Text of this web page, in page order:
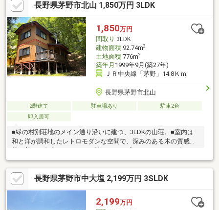
替え、インターホン設置、火災警報器設置、照明LED交換等【お
すすめポイント】・雨漏り、構造上主要な部分の欠陥や・腐食、
給排水管の故障や漏水についてお引渡しより２年間保証・シロア
リ防除工事施工後5年間保証・返済額や融資可能額など、お客様の
ご希望にあわせてご提案。住宅ロー
長野県茅野市北山 1,850万円 3LDK
1,850万円
間取り 3LDK
建物面積92.74m2
土地面積776m2
築年月 1999年9月(築27年)
ＪＲ中央線「茅野」14.8Ｋｍ
長野県茅野市北山
2階建て 駐車場あり
駐車2台
即入居可
■緑の村別荘地のメイン通り沿いに建つ、3LDKの山荘。■室内は
和と洋が調和したレトロモダンな空間で、深みのある木の質感と
ングスペースには、存在感のあるクラシックな薪ストーブが鎮
座。暖を取るだけでなく、調理も楽しめる仕様で日常とは少し違
う別荘時間を演出してくれます。■敷地は平坦でガーデニングや
家庭菜園にも適しており、駐車スペースも2台以上確保可能。■水
道設備メンテナンス、トイレ交換、ウッドデッキ塗装、除湿器設
置、薪ストーブメンテナンスなどを実施済みで、購入後すぐに利
長野県茅野市中大塩 2,199万円 3SLDK
2,199万円